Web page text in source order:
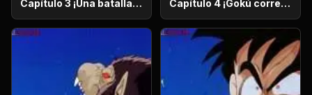
Capítulo 3 ¡Una batalla
de vida o muerte! ¡El
ataque desesperado de
Capítulo 4 ¡Gokú corre
en el más allá! ¡El
camino de la serpiente
de un millón de
kilómetros!